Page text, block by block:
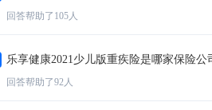
回答帮助了 105人
乐享健康2021少儿版重疾险是哪家保险公
回答帮助了92人